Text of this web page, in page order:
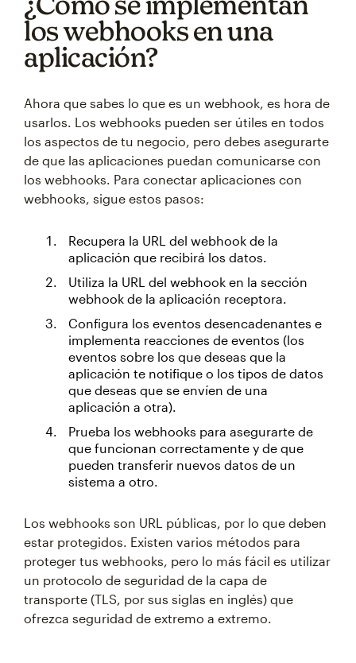
los webhooks en una
aplicación?
Ahora que sabes lo que es un webhook, es hora de
usarlos. Los webhooks pueden ser útiles en todos
los aspectos de tu negocio, pero debes asegurarte
de que las aplicaciones puedan comunicarse con
los webhooks. Para conectar aplicaciones con
webhooks, sigue estos pasos:
Recupera la URL del webhook de la
aplicación que recibirá los datos.
Utiliza la URL del webhook en la sección
webhook de la aplicación receptora.
Configura los eventos desencadenantes e
implementa reacciones de eventos (los
eventos sobre los que deseas que la
aplicación te notifique o los tipos de datos
que deseas que se envíen de una
aplicación a otra).
Prueba los webhooks para asegurarte de
que funcionan correctamente y de que
pueden transferir nuevos datos de un
sistema a otro.
Los webhooks son URL públicas, por lo que deben
estar protegidos. Existen varios métodos para
proteger tus webhooks, pero lo más fácil es utilizar
un protocolo de seguridad de la capa de
transporte (TLS, por sus siglas en inglés) que
ofrezca seguridad de extremo a extremo.